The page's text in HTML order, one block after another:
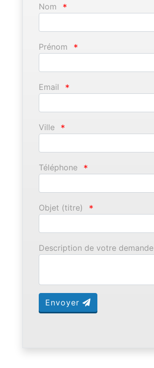
Nom *
Prénom *
Email *
Ville *
Téléphone *
Objet (titre) *
Description de votre demande
Envoyer